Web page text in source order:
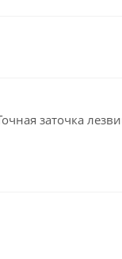
заточка